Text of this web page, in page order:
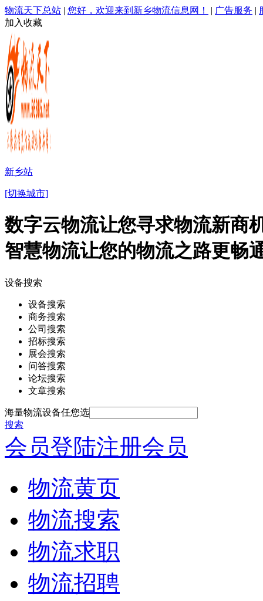
物流天下总站 | 您好，欢迎来到新乡物流信息网！ | 广告服务 |
加入收藏
新乡站
[切换城市]
数字云物流让您寻求物流新商
智慧物流让您的物流之路更畅
设备搜索
设备搜索
商务搜索
公司搜索
招标搜索
展会搜索
问答搜索
论坛搜索
文章搜索
海量物流设备任您选
搜索
会员登陆注册会员
物流黄页
物流搜索
物流求职
物流招聘